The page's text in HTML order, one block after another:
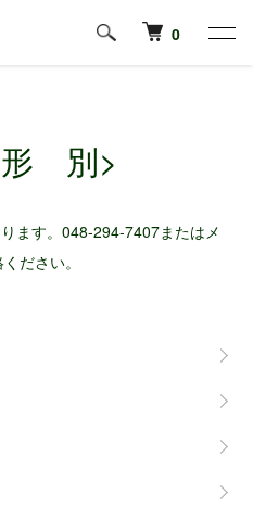
0
形 別>
ます。048-294-7407またはメ
ださい。